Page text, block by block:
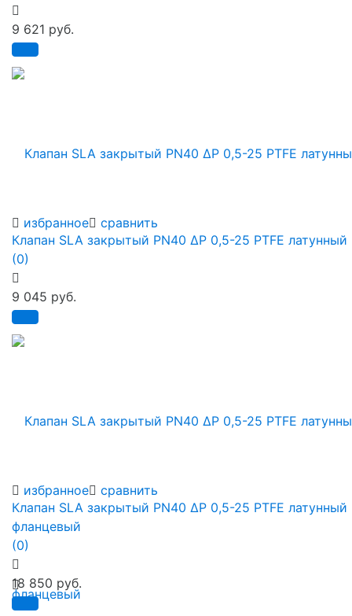
избранное сравнить
9 621 руб.
избранное сравнить
Клапан SLA закрытый PN40 ∆P 0,5-25 PTFE латунный
(0)
9 045 руб.
Клапан SLA закрытый PN40 ∆P 0,5-25 PTFE латунный
фланцевый
(0)
18 850 руб.